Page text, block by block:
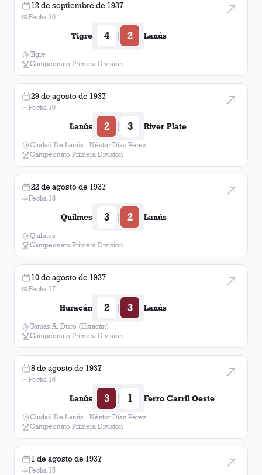
12 de septiembre de 1937
Fecha 20
Tigre 4 | 2 Lanús
Tigre
Campeonato Primera Division
29 de agosto de 1937
Fecha 19
Lanús 2 | 3 River Plate
Ciudad De Lanús - Néstor Diaz Pérez
Campeonato Primera Division
22 de agosto de 1937
Fecha 18
Quilmes 3 | 2 Lanús
Quilmes
Campeonato Primera Division
10 de agosto de 1937
Fecha 17
Huracán 2 | 3 Lanús
Tomas A. Duco (Huracán)
Campeonato Primera Division
8 de agosto de 1937
Fecha 16
Lanús 3 | 1 Ferro Carril Oeste
Ciudad De Lanús - Néstor Diaz Pérez
Campeonato Primera Division
1 de agosto de 1937
Fecha 15